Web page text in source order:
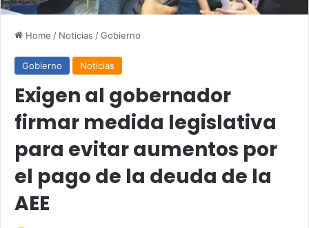
Home / Noticias /Gobierno
Gobierno Noticias
Exigen al gobernador
firmar medida legislativa
para evitar aumentos por
el pago de la deuda de la
AEE